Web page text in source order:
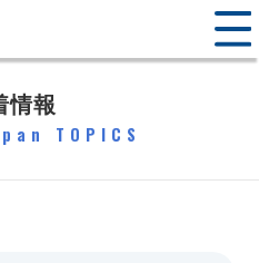
情報
TOPICS